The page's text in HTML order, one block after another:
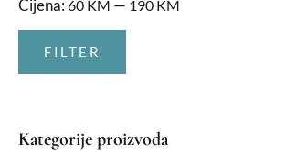
FILTER
Cijena: 60 KM — 190 KM
Kategorije proizvoda